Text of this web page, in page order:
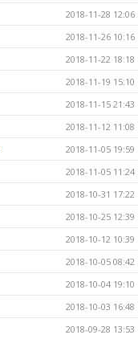
2018-11-28 12:06
2018-11-26 10:16
2018-11-22 18:18
2018-11-19 15:10
2018-11-15 21:43
2018-11-12 11:08
2018-11-05 19:59
2018-11-05 11:24
2018-10-31 17:22
2018-10-25 12:39
2018-10-12 10:39
2018-10-05 08:42
2018-10-04 19:10
2018-10-03 16:48
2018-09-28 13:53